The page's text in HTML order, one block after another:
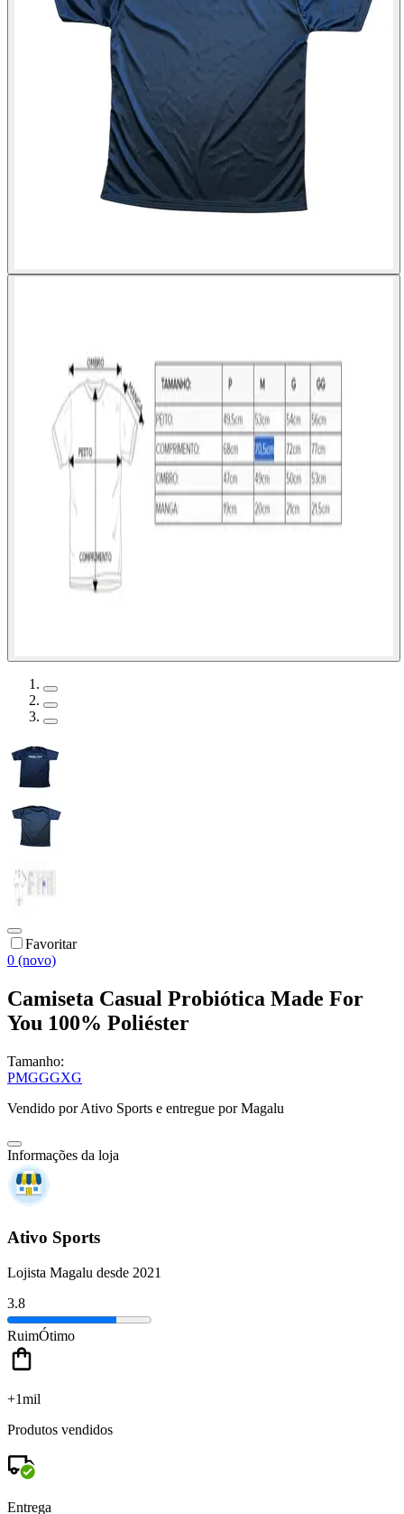
Favoritar
0 (novo)
Camiseta Casual Probiótica Made For
You 100% Poliéster
Tamanho:
PMGGGXG
Vendido porAtivo Sports e entregue por Magalu
Informações da loja
Ativo Sports
Lojista Magalu desde 2021
3.8
RuimÓtimo
+1mil
Produtos vendidos
Entrega